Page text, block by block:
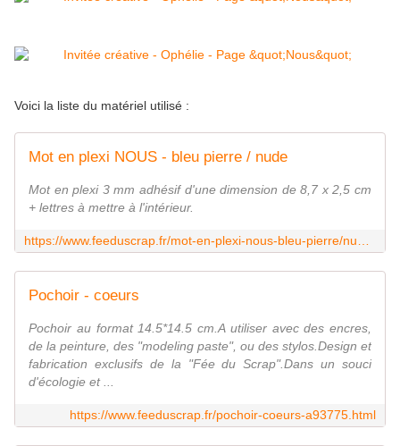
Voici la liste du matériel utilisé :
Mot en plexi NOUS - bleu pierre / nude
Mot en plexi 3 mm adhésif d'une dimension de 8,7 x 2,5 cm
+ lettres à mettre à l'intérieur.
Pochoir - coeurs
Pochoir au format 14.5*14.5 cm.A utiliser avec des encres,
de la peinture, des "modeling paste", ou des stylos.Design et
fabrication exclusifs de la "Fée du Scrap".Dans un souci
d'écologie et ...
https://www.feeduscrap.fr/pochoir-coeurs-a93775.html